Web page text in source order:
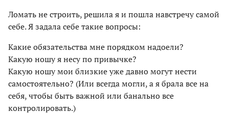
Ломать не строить, решила я и пошла навстречу самой
себе. Я задала себе такие вопросы:
Какие обязательства мне порядком надоели?
Какую ношу я несу по привычке?
Какую ношу мои близкие уже давно могут нести
самостоятельно? (Или всегда могли, а я брала все на
себя, чтобы быть важной или банально все
контролировать.)